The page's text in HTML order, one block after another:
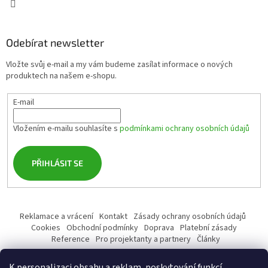
Odebírat newsletter
Vložte svůj e-mail a my vám budeme zasílat informace o nových
produktech na našem e-shopu.
E-mail
Vložením e-mailu souhlasíte s podmínkami ochrany osobních údajů
PŘIHLÁSIT SE
Reklamace a vrácení Kontakt Zásady ochrany osobních údajů
Cookies Obchodní podmínky Doprava Platební zásady
Reference Pro projektanty a partnery Články